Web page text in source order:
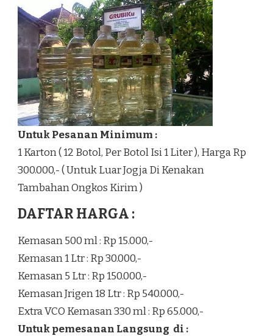
Untuk Pesanan Minimum :
1 Karton ( 12 Botol, Per Botol Isi 1 Liter ), Harga Rp
300.000,- ( Untuk Luar Jogja Di Kenakan
Tambahan Ongkos Kirim )
DAFTAR HARGA :
Kemasan 500 ml : Rp 15.000,-
Kemasan 1 Ltr : Rp 30.000,-
Kemasan 5 Ltr : Rp 150.000,-
Kemasan Jrigen 18 Ltr : Rp 540.000,-
Extra VCO Kemasan 330 ml : Rp 65.000,-
Untuk pemesanan Langsung di :